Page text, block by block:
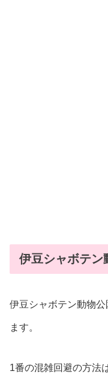
伊豆シャボテン
伊豆シャボテン動物
ます。
1番の混雑回避の方法